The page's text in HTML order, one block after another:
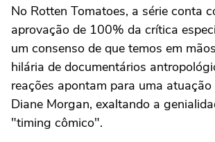
No Rotten Tomatoes, a série conta
aprovação de 100% da crítica
um consenso de que temos em
hilária de documentários
reações apontam para uma
Diane Morgan, exaltando a
"timing cômico".